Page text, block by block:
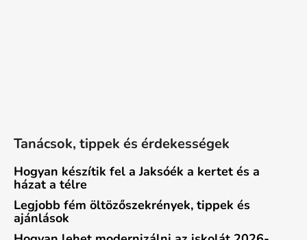
Tanácsok, tippek és érdekességek
Hogyan készítik fel a Jaksóék a kertet és a
házat a télre
Legjobb fém öltözőszekrények, tippek és
ajánlások